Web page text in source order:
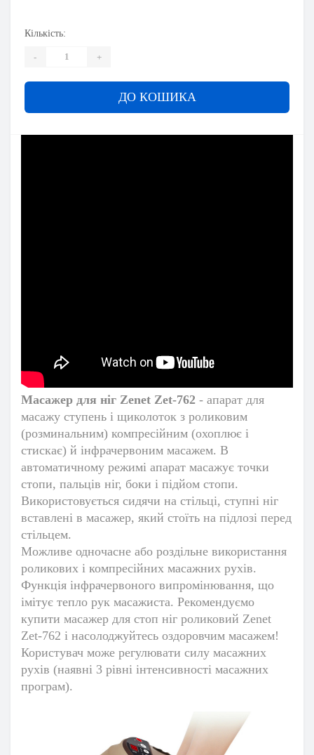
Кількість:
- +
ДО КОШИКА
Масажер для ніг Zenet Zet-762 - апарат для
масажу ступень і щиколоток з роликовим
(розминальним) компресійним (охоплює і
стискає) й інфрачервоним масажем. В
автоматичному режимі апарат масажує точки
стопи, пальців ніг, боки і підйом стопи.
Використовується сидячи на стільці, ступні ніг
вставлені в масажер, який стоїть на підлозі перед
стільцем.
Можливе одночасне або роздільне використання
роликових і компресійних масажних рухів.
Функція інфрачервоного випромінювання, що
імітує тепло рук масажиста. Рекомендуємо
купити масажер для стоп ніг роликовий Zenet
Zet-762 і насолоджуйтесь оздоровчим масажем!
Користувач може регулювати силу масажних
рухів (наявні 3 рівні інтенсивності масажних
програм).